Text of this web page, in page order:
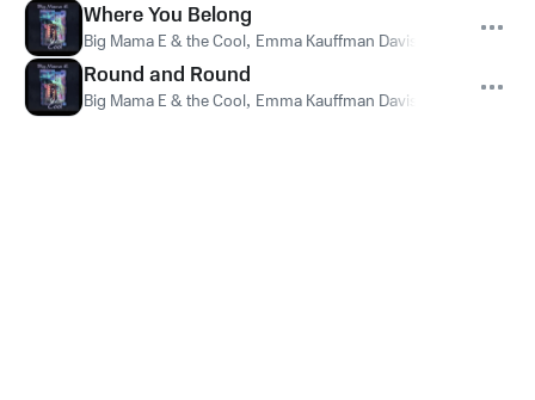
Where You Belong
Big Mama E & the Cool, Emma Kauffman Davis
Round and Round
Big Mama E & the Cool, Emma Kauffman Davis